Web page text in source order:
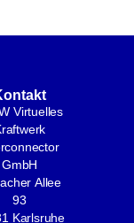
Virtuelles
GmbH
Allee
93
Karlsruhe